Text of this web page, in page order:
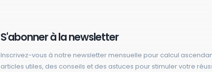
S'abonner à la newsletter
Inscrivez-vous à notre newsletter mensuelle pour calcul
articles utiles, des conseils et des astuces pour stimuler votre